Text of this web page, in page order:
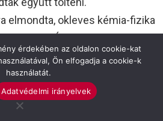
elmondta, okleves kémia-fizika
az ELTÉ-n, pályáját a MTA
Intézetében kezdte. Oktatói-
1983-tól kötődik a Szent István
angol nyelven oktatott,
kapcsolódva. Kezdetektől
érdekében az oldalon cookie-kat
Ön elfogadja a cookie-k
használatát.
Adatvédelmi irányelvek